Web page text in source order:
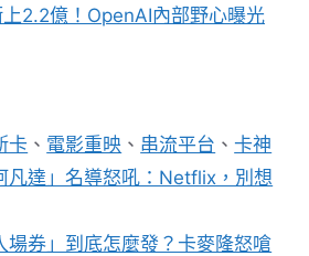
2.2億！OpenAI內部野心曝光
卡 、 電影重映 、 串流平台 、卡神
凡達」名導怒吼：Netflix，別想
場券」到底怎麼發？卡麥隆怒嗆